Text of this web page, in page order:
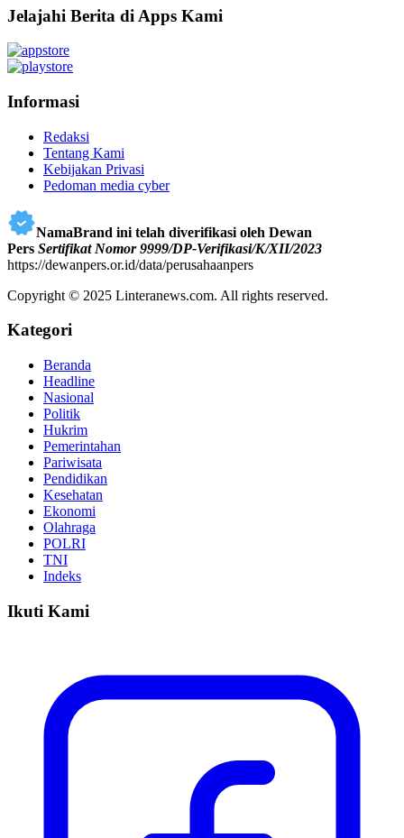
Jelajahi Berita di Apps Kami
Informasi
Redaksi
Tentang Kami
Kebijakan Privasi
Pedoman media cyber
NamaBrand ini telah diverifikasi oleh Dewan
Pers Sertifikat Nomor 9999/DP-Verifikasi/K/XII/2023
https://dewanpers.or.id/data/perusahaanpers
Copyright © 2025 Linteranews.com. All rights reserved.
Kategori
Beranda
Headline
Nasional
Politik
Hukrim
Pemerintahan
Pariwisata
Pendidikan
Kesehatan
Ekonomi
Olahraga
POLRI
TNI
Indeks
Ikuti Kami